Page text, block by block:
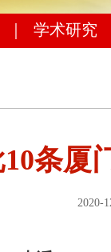
学术研究
条厦
2020-